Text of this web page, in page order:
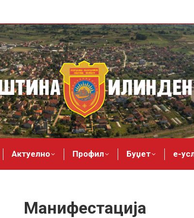
Актуелно Профил Буџет е-
Манифестација